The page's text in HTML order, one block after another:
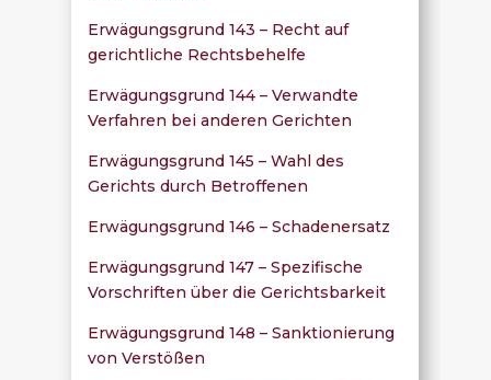
Erwägungsgrund 143 – Recht auf
gerichtliche Rechtsbehelfe
Erwägungsgrund 144 – Verwandte
Verfahren bei anderen Gerichten
Erwägungsgrund 145 – Wahl des
Gerichts durch Betroffenen
Erwägungsgrund 146 – Schadenersatz
Erwägungsgrund 147 – Spezifische
Vorschriften über die Gerichtsbarkeit
Erwägungsgrund 148 – Sanktionierung
von Verstößen